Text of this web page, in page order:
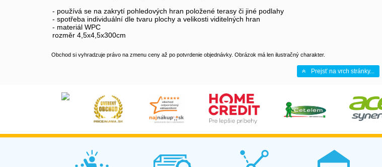
- používá se na zakrytí pohledových hran položené terasy či jiné podlahy
- spotřeba individuální dle tvaru plochy a velikosti viditelných hran
- materiál WPC
rozměr 4,5x4,5x300cm
Obchod si vyhradzuje právo na zmenu ceny až po potvrdenie objednávky. Obrázok má len ilustračný charakter.
Prejsť na vrch stránky...